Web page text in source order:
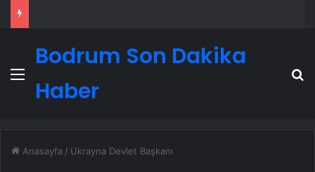
Menü
Bodrum Son Dakika
Haber
Anasayfa / Ukrayna Devlet Başkanı